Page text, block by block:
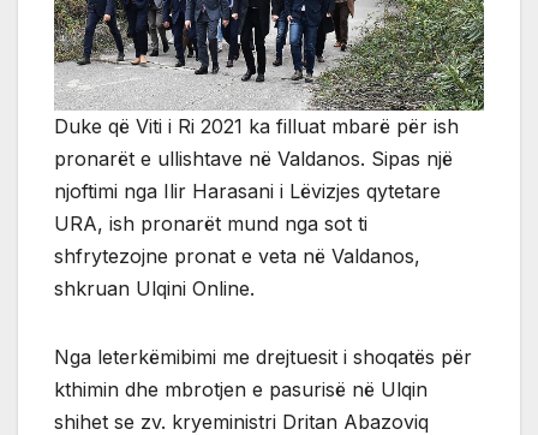
Duke që Viti i Ri 2021 ka filluat mbarë për ish
pronarët e ullishtave në Valdanos. Sipas një
njoftimi nga Ilir Harasani i Lëvizjes qytetare
URA, ish pronarët mund nga sot ti
shfrytezojne pronat e veta në Valdanos,
shkruan Ulqini Online.
Nga leterkëmibimi me drejtuesit i shoqatës për
kthimin dhe mbrotjen e pasurisë në Ulqin
shihet se zv. kryeministri Dritan Abazoviq